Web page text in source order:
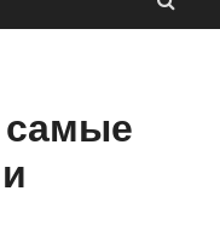
самые